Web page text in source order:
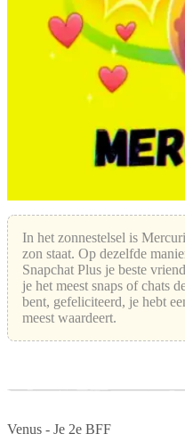
In het zonnestelsel is
zon staat. Op dezelfde
Snapchat Plus je beste
je het meest snaps of chats
bent, gefeliciteerd, je hebt
meest waardeert.
Venus - Je 2e BFF